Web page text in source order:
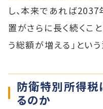
し、本来であれば
置がさらに長く続くこ
う総額が増える」とい
防衛特別所得税
るのか